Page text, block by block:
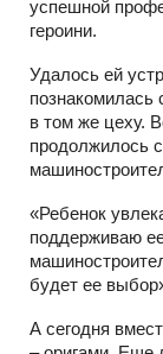
успешной
героини.
Удалось ей
познакомилась
в том же цеху.
продолжилось
«Ребенок
поддерживаю
будет ее
А сегодня